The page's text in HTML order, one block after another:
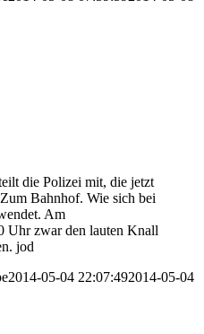
die Polizei mit, die jetzt
Bahnhof. Wie sich bei
Am
Uhr zwar den lauten Knall
jod
2014-05-04 22:07:492014-05-04